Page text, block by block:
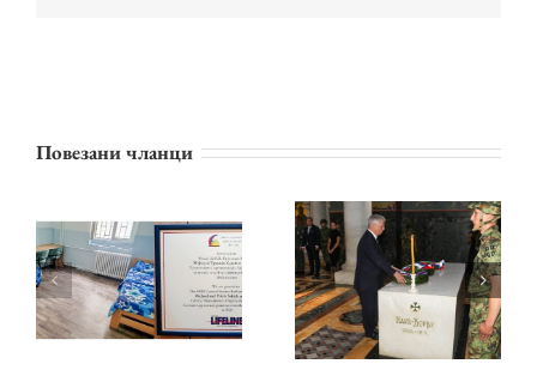
Повезани чланци
КАТАРИНА И
ЧИКАГО
НАСТАВЉАЈУ
ПОДРШКУ
ЗАВОДУ ЗА
ВАСПИТАЊЕ
ПОРОДИЦА
ОДАЛА ПОЧАСТ
КАРАЂОРЂУ НА
ОПЛЕНЦУ НА 209.
ГОДИШЊИЦУ